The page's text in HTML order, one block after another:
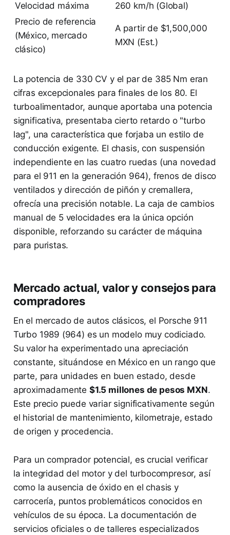
Velocidad máxima
260 km/h (Global)
Precio de referencia
(México, mercado
clásico)
A partir de $1,500,000
MXN (Est.)
La potencia de 330 CV y el par de 385 Nm eran
cifras excepcionales para finales de los 80. El
turboalimentador, aunque aportaba una potencia
significativa, presentaba cierto retardo o "turbo
lag", una característica que forjaba un estilo de
conducción exigente. El chasis, con suspensión
independiente en las cuatro ruedas (una novedad
para el 911 en la generación 964), frenos de disco
ventilados y dirección de piñón y cremallera,
ofrecía una precisión notable. La caja de cambios
manual de 5 velocidades era la única opción
disponible, reforzando su carácter de máquina
para puristas.
Mercado actual, valor y consejos para
compradores
En el mercado de autos clásicos, el Porsche 911
Turbo 1989 (964) es un modelo muy codiciado.
Su valor ha experimentado una apreciación
constante, situándose en México en un rango que
parte, para unidades en buen estado, desde
aproximadamente $1.5 millones de pesos MXN.
Este precio puede variar significativamente según
el historial de mantenimiento, kilometraje, estado
de origen y procedencia.
Para un comprador potencial, es crucial verificar
la integridad del motor y del turbocompresor, así
como la ausencia de óxido en el chasis y
carrocería, puntos problemáticos conocidos en
vehículos de su época. La documentación de
servicios oficiales o de talleres especializados